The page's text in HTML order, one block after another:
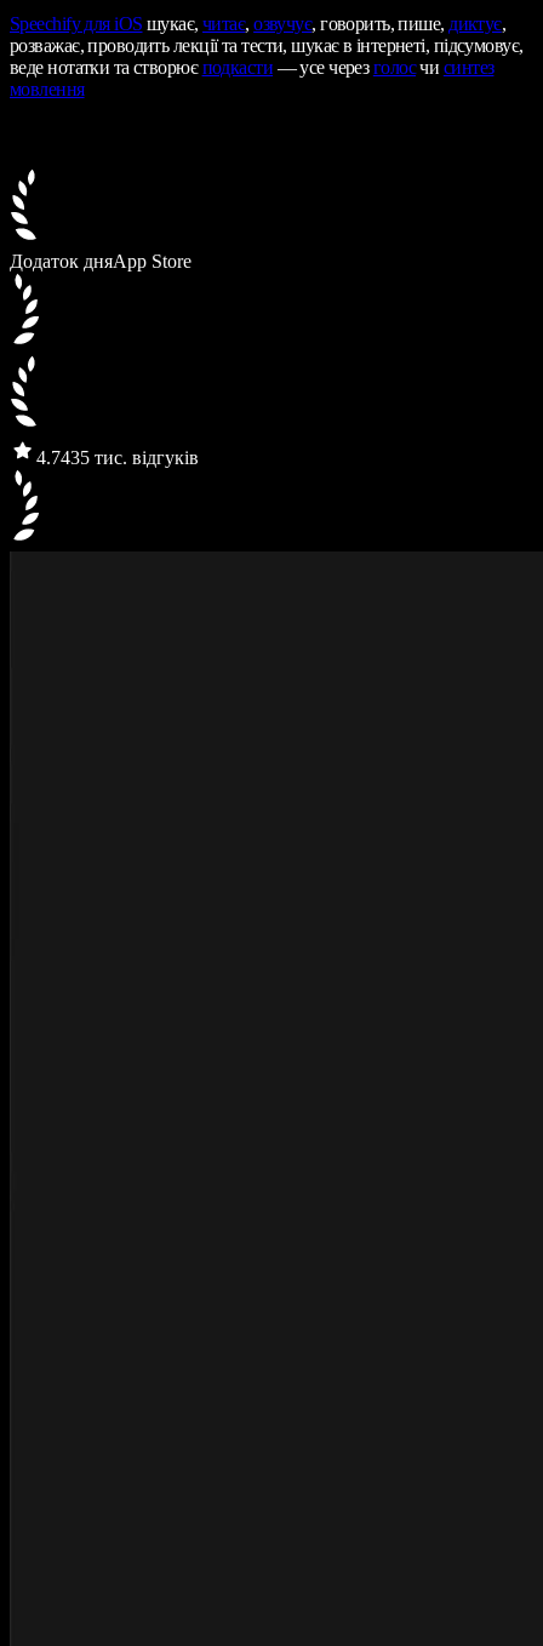
Speechifyдля iOS шукає,читає,озвучує, говорить, пише,диктує,
розважає, проводить лекції та тести, шукає в інтернеті, підсумовує,
веде нотатки та створюєподкасти — усе черезголосчи синтез
мовлення
Додаток дняApp Store
4.7435 тис. відгуків